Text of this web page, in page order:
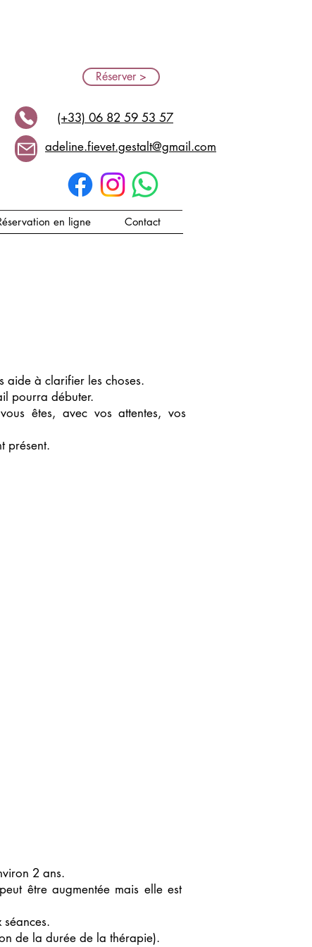
Réserver >
(+33) 06 82 59 53 57
adeline.fievet.gestalt@gmail.com
en ligne Contact
aide à clarifier les choses.
pourra débuter.
êtes, avec vos attentes, vos
présent.
2 ans.
être augmentée mais elle est
de la durée de la thérapie).